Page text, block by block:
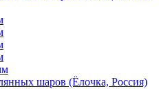
шаров (Ёлочка, Россия)